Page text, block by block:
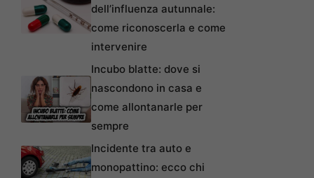
dell’influenza autunnale:
come riconoscerla e come
intervenire
Incubo blatte: dove si
nascondono in casa e
come allontanarle per
sempre
Incidente tra auto e
monopattino: ecco chi